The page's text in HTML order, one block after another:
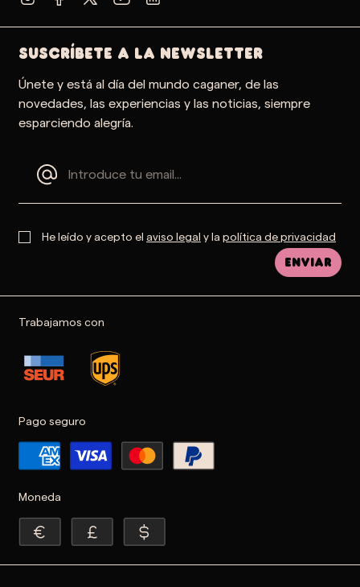
SUSCRÍBETE A LA NEWSLETTER
Únete y está al día del mundo caganer, de las
novedades, las experiencias y las noticias, siempre
esparciendo alegría.
He leído y acepto el aviso legal y la política de privacidad
Enviar
Trabajamos con
Pago seguro
Moneda